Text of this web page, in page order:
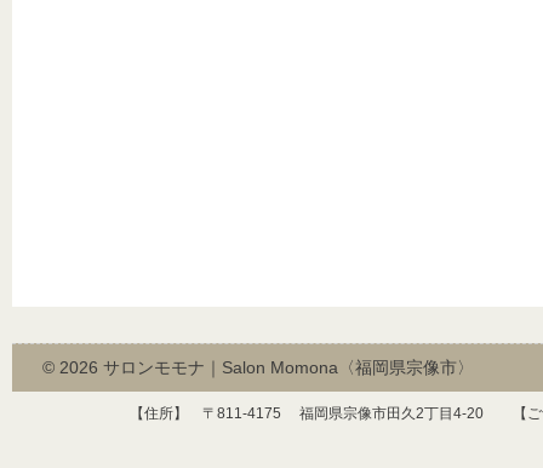
© 2026 サロンモモナ｜Salon Momona〈福岡県宗像市〉
【住所】 〒 811-4175 福岡県宗像市田久2丁目 4-20 【ご